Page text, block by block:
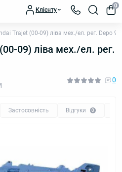
Клієнту
0
Trajet (00-09) ліва мех./ел. рег. Depo
09) ліва мех./ел. рег.
0
Застосовність Відгуки 0